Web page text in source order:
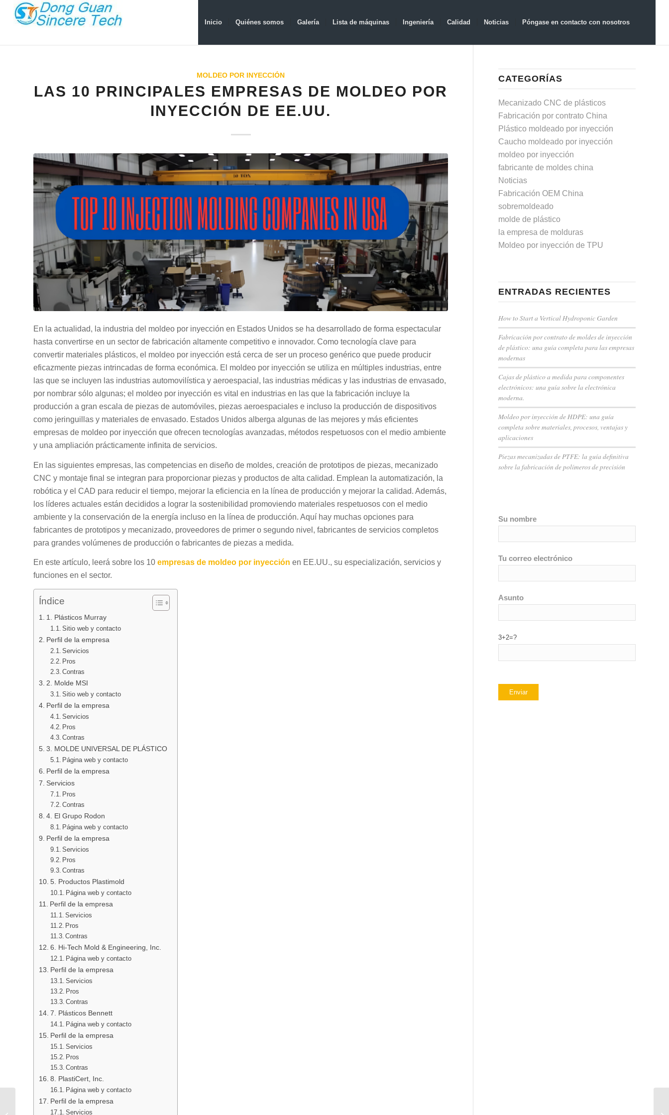
Inicio Quiénes somos Galería Lista de máquinas Ingeniería Calidad Noticias Póngase en contacto con nosotros
MOLDEO POR INYECCIÓN
LAS 10 PRINCIPALES EMPRESAS DE MOLDEO POR
INYECCIÓN DE EE.UU.
En la actualidad, la industria del moldeo por inyección en Estados Unidos se ha desarrollado de forma espectacular
hasta convertirse en un sector de fabricación altamente competitivo e innovador. Como tecnología clave para
convertir materiales plásticos, el moldeo por inyección está cerca de ser un proceso genérico que puede producir
eficazmente piezas intrincadas de forma económica. El moldeo por inyección se utiliza en múltiples industrias, entre
las que se incluyen las industrias automovilística y aeroespacial, las industrias médicas y las industrias de envasado,
por nombrar sólo algunas; el moldeo por inyección es vital en industrias en las que la fabricación incluye la
producción a gran escala de piezas de automóviles, piezas aeroespaciales e incluso la producción de dispositivos
como jeringuillas y materiales de envasado. Estados Unidos alberga algunas de las mejores y más eficientes
empresas de moldeo por inyección que ofrecen tecnologías avanzadas, métodos respetuosos con el medio ambiente
y una ampliación prácticamente infinita de servicios.
En las siguientes empresas, las competencias en diseño de moldes, creación de prototipos de piezas, mecanizado
CNC y montaje final se integran para proporcionar piezas y productos de alta calidad. Emplean la automatización, la
robótica y el CAD para reducir el tiempo, mejorar la eficiencia en la línea de producción y mejorar la calidad. Además,
los líderes actuales están decididos a lograr la sostenibilidad promoviendo materiales respetuosos con el medio
ambiente y la conservación de la energía incluso en la línea de producción. Aquí hay muchas opciones para
fabricantes de prototipos y mecanizado, proveedores de primer o segundo nivel, fabricantes de servicios completos
para grandes volúmenes de producción o fabricantes de piezas a medida.
En este artículo, leerá sobre los 10 empresas de moldeo por inyección en EE.UU., su especialización, servicios y
funciones en el sector.
Índice
1. Plásticos Murray
Sitio web y contacto
Perfil de la empresa
Servicios
Pros
Contras
2. Molde MSI
Sitio web y contacto
Perfil de la empresa
Servicios
Pros
Contras
3. MOLDE UNIVERSAL DE PLÁSTICO
Página web y contacto
Perfil de la empresa
Servicios
Pros
Contras
4. El Grupo Rodon
Página web y contacto
Perfil de la empresa
Servicios
Pros
Contras
5. Productos Plastimold
Página web y contacto
Perfil de la empresa
Servicios
Pros
Contras
6. Hi-Tech Mold & Engineering, Inc.
Página web y contacto
Perfil de la empresa
Servicios
Pros
Contras
7. Plásticos Bennett
Página web y contacto
Perfil de la empresa
Servicios
Pros
Contras
8. PlastiCert, Inc.
Página web y contacto
Perfil de la empresa
Servicios
CATEGORÍAS
Mecanizado CNC de plásticos
Fabricación por contrato China
Plástico moldeado por inyección
Caucho moldeado por inyección
moldeo por inyección
fabricante de moldes china
Noticias
Fabricación OEM China
sobremoldeado
molde de plástico
la empresa de molduras
Moldeo por inyección de TPU
ENTRADAS RECIENTES
How to Start a Vertical Hydroponic Garden
Fabricación por contrato de moldes de inyección
de plástico: una guía completa para las empresas
modernas
Cajas de plástico a medida para componentes
electrónicos: una guía sobre la electrónica
moderna.
Moldeo por inyección de HDPE: una guía
completa sobre materiales, procesos, ventajas y
aplicaciones
Piezas mecanizadas de PTFE: la guía definitiva
sobre la fabricación de polímeros de precisión
Su nombre
Tu correo electrónico
Asunto
3+2=?
Las 10 principales
empresas de moldeo